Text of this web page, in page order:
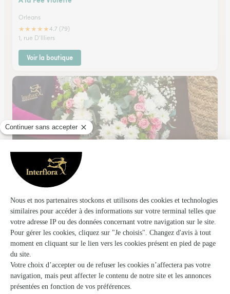
Orleans
★★★★★4.7 (79)
1, rue D'Illiers
Voir la boutique
Monceau Fleurs
Orleans
1, rue des Carmes
Voir la boutique